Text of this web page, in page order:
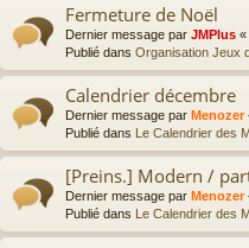
Fermeture de Noël
Dernier message par JMPlus «
Publié dans Organisation Jeux
Calendrier décembre
Dernier message par Menozer
Publié dans Le Calendrier des
[Preins.] Modern /
Dernier message par Menozer
Publié dans Le Calendrier des